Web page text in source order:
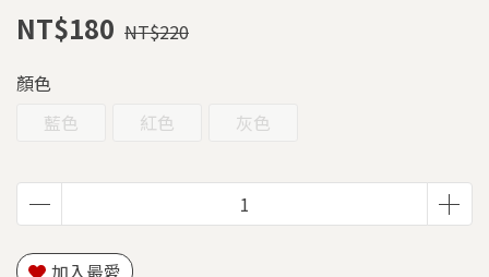
NT$180 NT$220
顏色
藍色
紅色 灰色